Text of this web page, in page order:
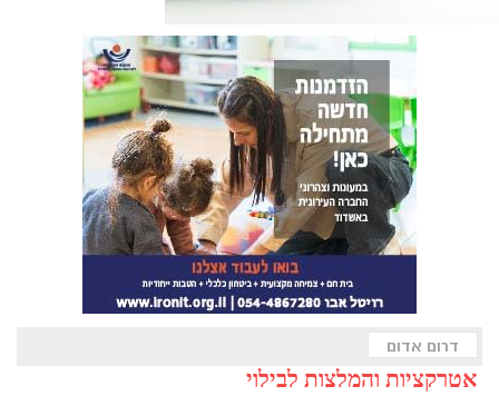
דרום אדום
אטרקציות והמלצות לבילוי